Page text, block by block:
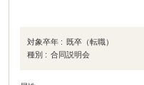
対象卒年 : 既卒（転職）
種別 : 合同説明会